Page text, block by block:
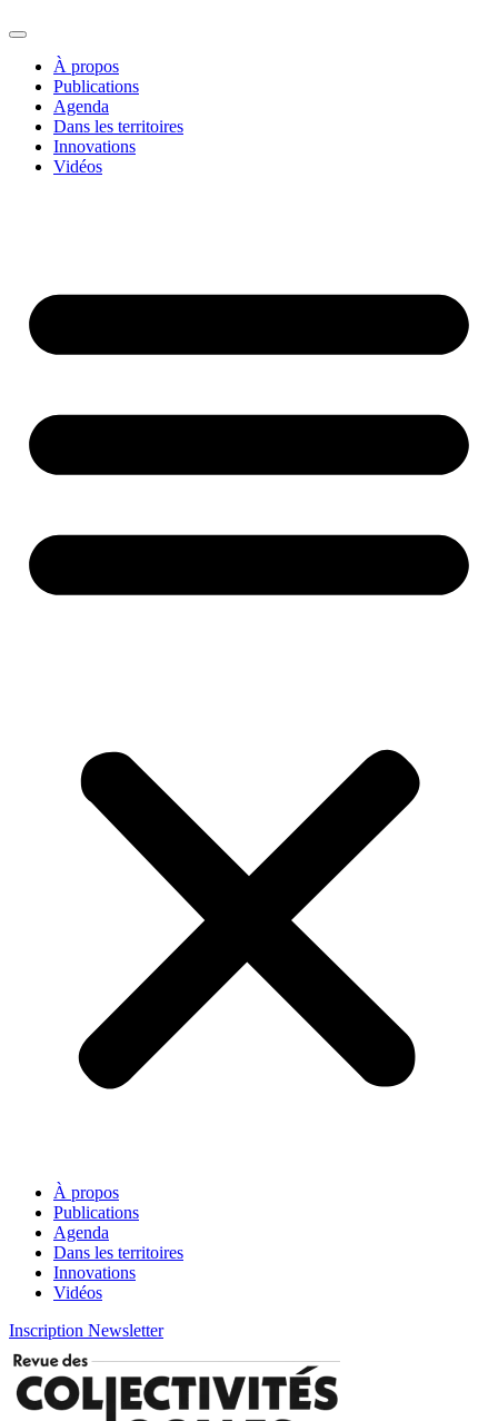
À propos
Publications
Agenda
Dans les territoires
Innovations
Vidéos
À propos
Publications
Agenda
Dans les territoires
Innovations
Vidéos
Inscription Newsletter